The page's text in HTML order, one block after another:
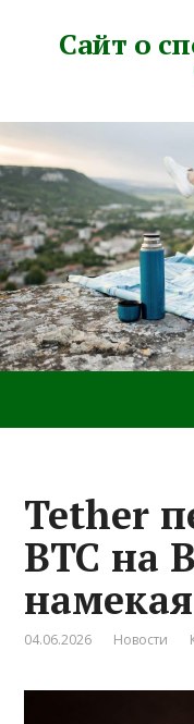
Сайт о
Tether
BTC на
04.06.2026 Новости